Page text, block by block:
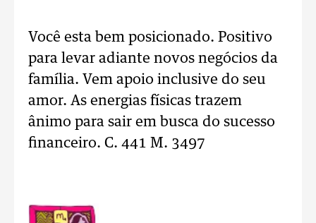
Você esta bem posicionado. Positivo
para levar adiante novos negócios da
família. Vem apoio inclusive do seu
amor. As energias físicas trazem
ânimo para sair em busca do sucesso
financeiro. C. 441 M. 3497